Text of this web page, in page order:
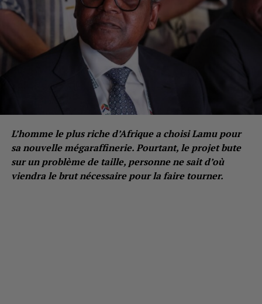
L’homme le plus riche d’Afrique a choisi Lamu pour
sa nouvelle mégaraffinerie. Pourtant, le projet bute
sur un problème de taille, personne ne sait d’où
viendra le brut nécessaire pour la faire tourner.